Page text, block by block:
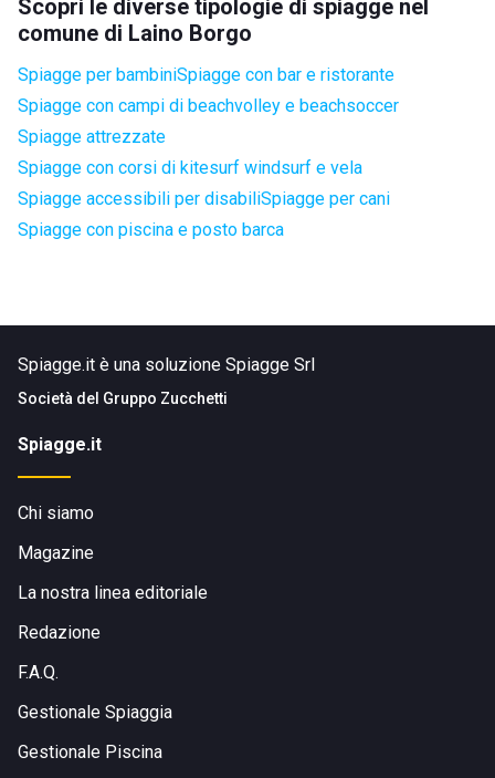
Scopri le diverse tipologie di spiagge nel
comune di Laino Borgo
Spiagge per bambiniSpiagge con bar e ristorante
Spiagge con campi di beachvolley e beachsoccer
Spiagge attrezzate
Spiagge con corsi di kitesurf windsurf e vela
Spiagge accessibili per disabiliSpiagge per cani
Spiagge con piscina e posto barca
Spiagge.it è una soluzione Spiagge Srl
Società del Gruppo Zucchetti
Spiagge.it
Chi siamo
Magazine
La nostra linea editoriale
Redazione
F.A.Q.
Gestionale Spiaggia
Gestionale Piscina